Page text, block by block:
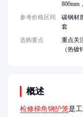
概述
检修梯角钢护笼是
800mm
参考价格区间
碳钢材
套
选购要点
重点关
（热